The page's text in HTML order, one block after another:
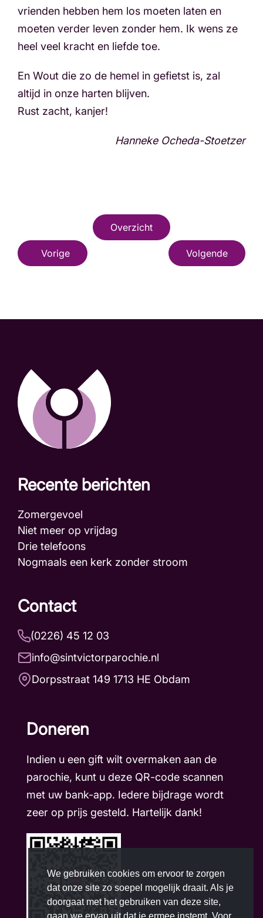
vrienden hebben hem los moeten laten en
moeten verder leven zonder hem. Ik wens ze
heel veel kracht en liefde toe.
En Wout die zo de hemel in gefietst is, zal
altijd in onze harten blijven.
Rust zacht, kanjer!
Hanneke Ocheda-Stoetzer
Overzicht
Vorige Volgende
Recente berichten
Zomergevoel
Niet meer op vrijdag
Drie telefoons
Nogmaals een kerk zonder stroom
Contact
(0226) 45 12 03
info@sintvictorparochie.nl
Dorpsstraat 149 1713 HE Obdam
Doneren
Indien u een gift wilt overmaken aan de
parochie, kunt u deze QR-code scannen
met uw bank-app. Iedere bijdrage wordt
zeer op prijs gesteld. Hartelijk dank!
We gebruiken cookies om ervoor te zorgen
dat onze site zo soepel mogelijk draait. Als je
doorgaat met het gebruiken van deze site,
gaan we ervan uit dat je ermee instemt. Voor